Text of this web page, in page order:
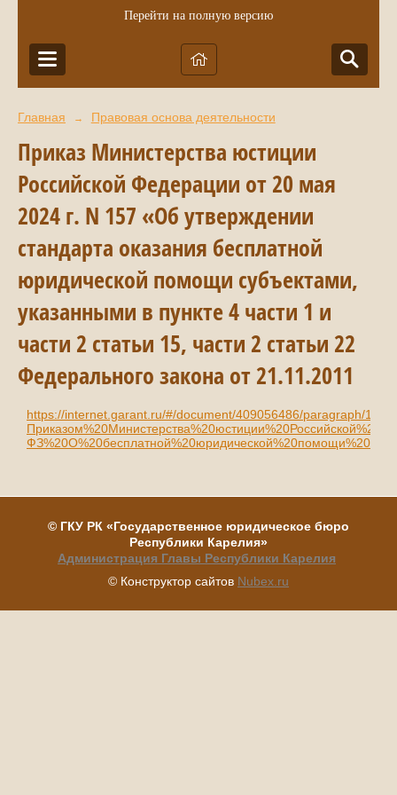
Перейти на полную версию
Главная → Правовая основа деятельности
Приказ Министерства юстиции
Российской Федерации от 20 мая
2024 г. N 157 «Об утверждении
стандарта оказания бесплатной
юридической помощи субъектами,
указанными в пункте 4 части 1 и
части 2 статьи 15, части 2 статьи 22
Федерального закона от 21.11.2011
https://internet.garant.ru/#/document/409056486/paragraph/1/
ФЗ%20О%20бесплатной%20юридической%20помощи%20в:10
© ГКУ РК «Государственное юридическое бюро
Республики Карелия»
Администрация Главы Республики Карелия
© Конструктор сайтов Nubex.ru